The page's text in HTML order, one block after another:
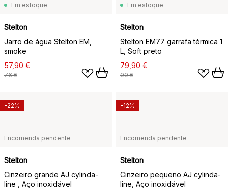
Em estoque
Stelton
Jarro de água Stelton EM,
smoke
57,90 €
76 €
Em estoque
Stelton
Stelton EM77 garrafa térmica 1
L, Soft preto
79,90 €
99 €
Encomenda pendente
Stelton
Cinzeiro grande AJ cylinda-
line , Aço inoxidável
-22%
Encomenda pendente
Stelton
Cinzeiro pequeno AJ cylinda-
line, Aço inoxidável
-12%